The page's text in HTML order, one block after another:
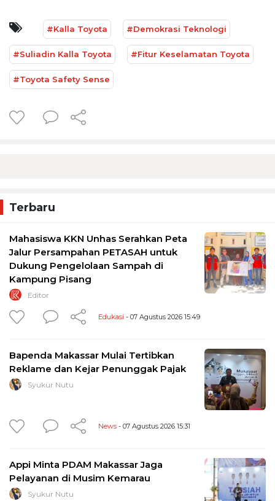
#Kalla Toyota #Demokrasi Teknologi
#Suliadin Kalla Toyota #Fitur Keselamatan Toyota
#Toyota Safety Sense
Terbaru
Mahasiswa KKN Unhas Serahkan Peta
Jalur Persampahan PETASAH untuk
Dukung Pengelolaan Sampah di
Kampung Pisang
Editor
Edukasi - 07 Agustus 2026 15:49
Bapenda Makassar Mulai Tertibkan
Reklame dan Kejar Penunggak Pajak
Syukur Nutu
News - 07 Agustus 2026 15:31
Appi Minta PDAM Makassar Jaga
Pelayanan di Musim Kemarau
Syukur Nutu